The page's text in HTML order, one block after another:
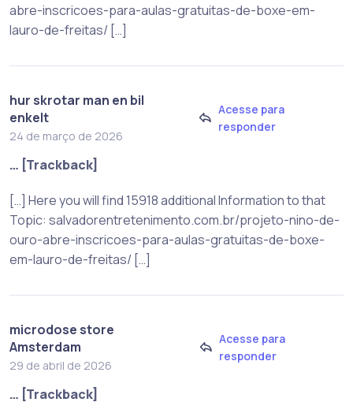
abre-inscricoes-para-aulas-gratuitas-de-boxe-em-
lauro-de-freitas/ […]
hur skrotar man en bil
enkelt
24 de março de 2026
Acesse para
responder
… [Trackback]
[…] Here you will find 15918 additional Information to that
Topic: salvadorentretenimento.com.br/projeto-nino-de-
ouro-abre-inscricoes-para-aulas-gratuitas-de-boxe-
em-lauro-de-freitas/ […]
microdose store
Amsterdam
29 de abril de 2026
Acesse para
responder
… [Trackback]